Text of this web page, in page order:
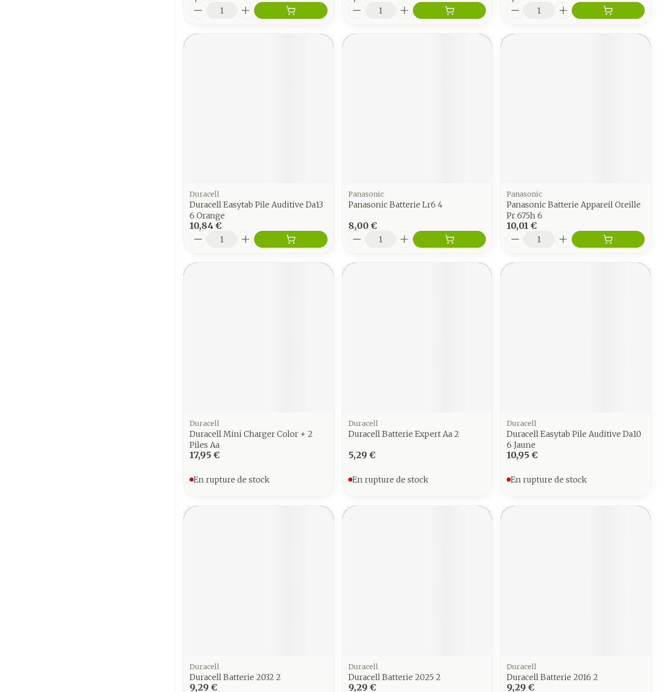
Quantité Quantité Quantité
Duracell
Duracell Easytab Pile Auditive Da13
6 Orange
10,84 €
Quantité
Panasonic
Panasonic Batterie Lr6 4
8,00 €
Quantité
Panasonic
Panasonic Batterie Appareil Oreille
Pr 675h 6
10,01 €
Quantité
Duracell
Duracell Mini Charger Color + 2
Piles Aa
17,95 €
En rupture de stock
Duracell
Duracell Batterie Expert Aa 2
5,29 €
En rupture de stock
Duracell
Duracell Easytab Pile Auditive Da10
6 Jaune
10,95 €
En rupture de stock
Duracell
Duracell Batterie 2032 2
9,29 €
Duracell
Duracell Batterie 2025 2
9,29 €
Duracell
Duracell Batterie 2016 2
9,29 €